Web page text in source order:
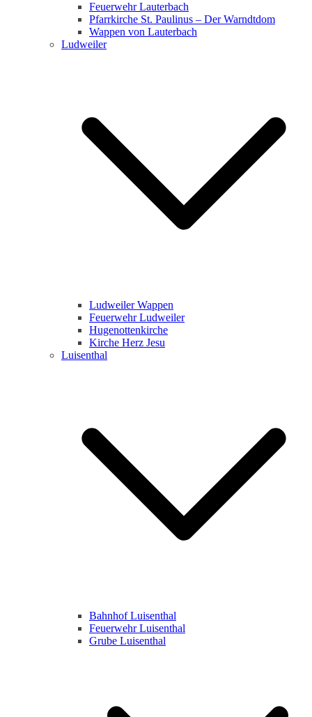
Feuerwehr Lauterbach
Pfarrkirche St. Paulinus – Der Warndtdom
Wappen von Lauterbach
Ludweiler
Ludweiler Wappen
Feuerwehr Ludweiler
Hugenottenkirche
Kirche Herz Jesu
Luisenthal
Bahnhof Luisenthal
Feuerwehr Luisenthal
Grube Luisenthal